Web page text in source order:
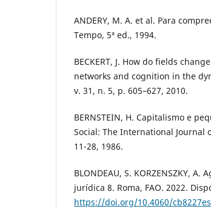
ANDERY, M. A. et al. Para
Tempo, 5ª ed., 1994.
BECKERT, J. How do fields
networks and cognition in the
v. 31, n. 5, p. 605–627, 2010.
BERNSTEIN, H. Capitalismo e
Social: The International Journal
11-28, 1986.
BLONDEAU, S. KORZENSZKY,
jurídica 8. Roma, FAO. 2022.
https://doi.org/10.4060/cb8227es